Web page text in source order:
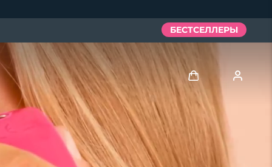
БЕСТСЕЛЛЕРЫ
Войти
Профиль пользователя